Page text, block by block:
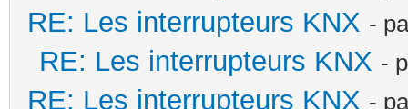
RE: Les interrupteurs KNX -
RE: Les interrupteurs KNX -
RE: Les interrupteurs KNX -